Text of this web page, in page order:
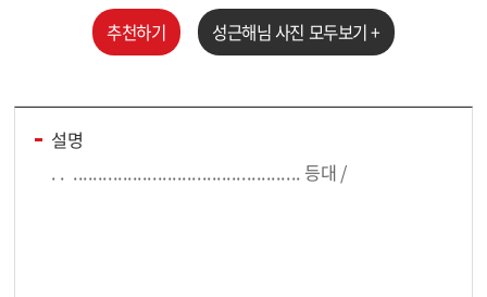
추천하기 성근해님 사진 모두보기 +
설명
. . .............................................. 등대 /